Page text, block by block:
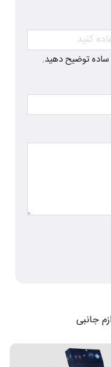
و ساده توضیح دهید.
جانبی